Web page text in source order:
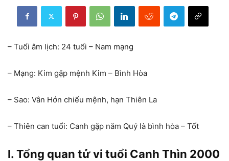
– Tuổi âm lịch: 24 tuổi – Nam mạng
– Mạng: Kim gặp mệnh Kim – Bình Hòa
– Sao: Vân Hớn chiếu mệnh, hạn Thiên La
– Thiên can tuổi: Canh gặp năm Quý là bình hòa – Tốt
I. Tổng quan tử vi tuổi Canh Thìn 2000